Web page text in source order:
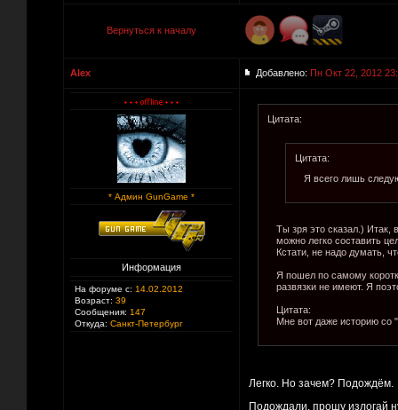
Вернуться к началу
Alex Добавлено: Пн Окт 22, 2012
* Админ GunGame *
Информация
На форуме с: 14.02.2012
Возраст: 39
Сообщения: 147
Откуда: Санкт-Петербург
Цитата:
Цитата:
Я всего лишь
Ты зря это сказал.) Итак,
можно легко составить
Кстати, не надо думать,
Я пошел по самому
развязки не имеют. Я
Цитата:
Мне вот даже историю
Легко. Но зачем? Подождём.
Подождали, прошу излогай